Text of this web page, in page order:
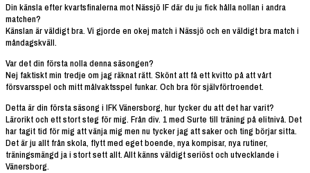
Din känsla efter kvartsfinalerna mot Nässjö IF där du ju fick hålla nollan i andra
matchen?
Känslan är väldigt bra. Vi gjorde en okej match i Nässjö och en väldigt bra match i
måndagskväll.
Var det din första nolla denna säsongen?
Nej faktiskt min tredje om jag räknat rätt. Skönt att få ett kvitto på att vårt
försvarsspel och mitt målvaktsspel funkar. Och bra för självförtroendet.
Detta är din första säsong i IFK Vänersborg, hur tycker du att det har varit?
Lärorikt och ett stort steg för mig. Från div. 1 med Surte till träning på elitnivå. Det
har tagit tid för mig att vänja mig men nu tycker jag att saker och ting börjar sitta.
Det är ju allt från skola, flytt med eget boende, nya kompisar, nya rutiner,
träningsmängd ja i stort sett allt. Allt känns väldigt seriöst och utvecklande i
Vänersborg.